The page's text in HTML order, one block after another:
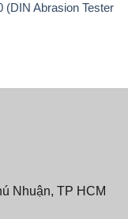
(DIN Abrasion Tester
Nhuận, TP HCM